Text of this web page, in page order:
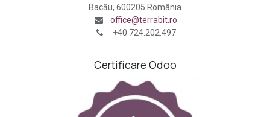
Bacău, 600205 România
office@terrabit.ro
+40.724.202.497
Certificare Odoo